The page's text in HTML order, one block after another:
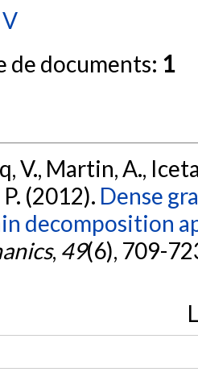
V
de documents: 1
V., Martin, A.,
(2012). Dense
decomposition
, 49(6), 709-